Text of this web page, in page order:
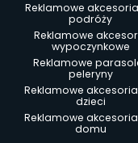
Reklamowe
podróży
Reklamowe
wypoczynkowe
Reklamowe
peleryny
Reklamowe
dzieci
Reklamowe
domu